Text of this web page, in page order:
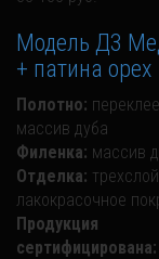
Модель Д3
+ патина орех
Полотно:
массив дуба
Филенка: массив
Отделка:
лакокрасочное
Продукция
сертифицирована: